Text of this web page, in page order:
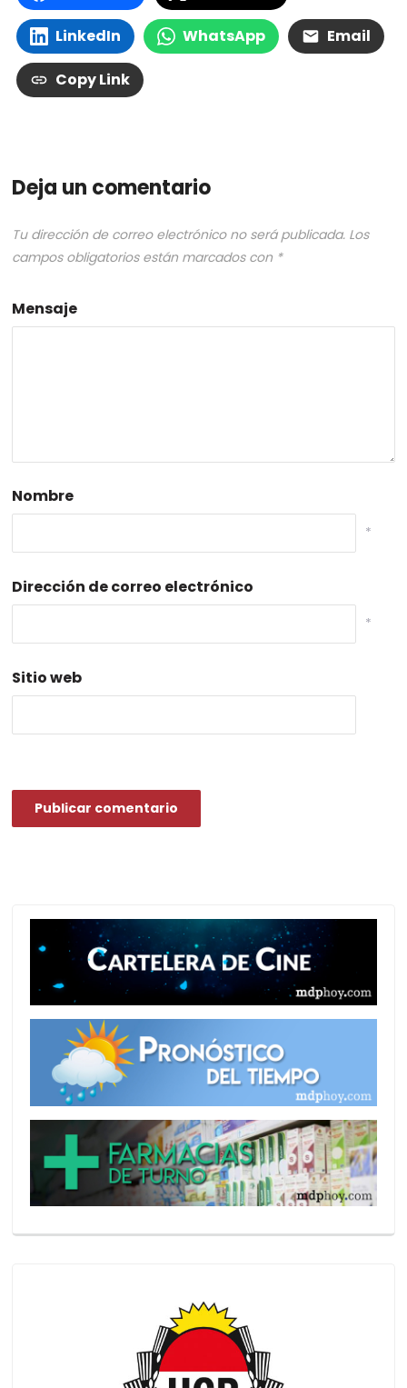
LinkedIn WhatsApp Email
Copy Link
Deja un comentario
Tu dirección de correo electrónico no será publicada. Los
campos obligatorios están marcados con *
Mensaje
Nombre
*
Dirección de correo electrónico
*
Sitio web